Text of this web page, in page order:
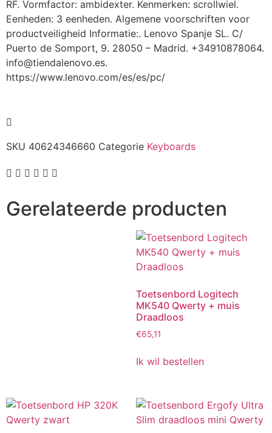
RF. Vormfactor: ambidexter. Kenmerken: scrollwiel.
Eenheden: 3 eenheden. Algemene voorschriften voor
productveiligheid Informatie:. Lenovo Spanje SL. C/
Puerto de Somport, 9. 28050 – Madrid. +34910878064.
info@tiendalenovo.es.
https://www.lenovo.com/es/es/pc/
SKU 40624346660 Categorie Keyboards
Gerelateerde producten
Toetsenbord Logitech
MK540 Qwerty + muis
Draadloos
€65,11
Ik wil bestellen